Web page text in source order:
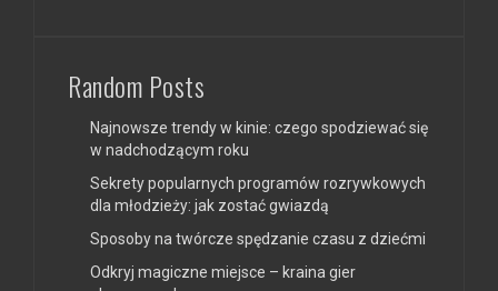
Random Posts
Najnowsze trendy w kinie: czego spodziewać się
w nadchodzącym roku
Sekrety popularnych programów rozrywkowych
dla młodzieży: jak zostać gwiazdą
Sposoby na twórcze spędzanie czasu z dziećmi
Odkryj magiczne miejsce – kraina gier